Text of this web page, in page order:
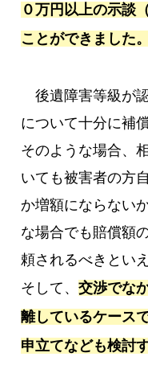
０万円以上の示談
ことができました。
後遺障害等級が
について十分に補
そのような場合、
いても被害者の方
か増額にならない
な場合でも賠償額
頼されるべきとい
そして、交渉でな
離しているケース
申立てなども検討